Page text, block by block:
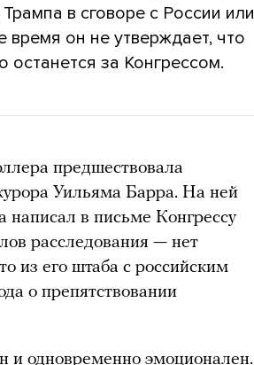
в сговоре с России или
время он не утверждает, что
за Конгрессом.
предшествовала
Уильяма Барра. На ней
написал в письме Конгрессу
расследования — нет
из его штаба с российским
о препятствовании
и одновременно эмоционален.